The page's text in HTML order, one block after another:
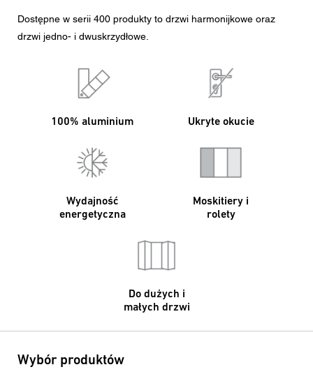
Dostępne w serii 400 produkty to drzwi harmonijkowe oraz
drzwi jedno- i dwuskrzydłowe.
100% aluminium Ukryte okucie
Wydajność
energetyczna
Moskitiery i
rolety
Do dużych i
małych drzwi
Wybór produktów
Zgoda na przetwarzanie danych osobowych
formularzu danych osobowych najbliższemu Dealerowi
zapytaniem.
Przetwarzanie Państwa danych osobowych odbywa się